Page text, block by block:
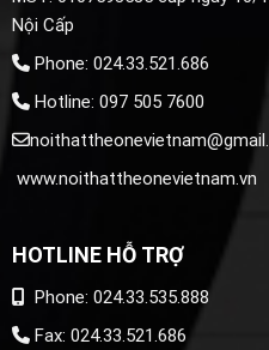
Nội Cấp
Phone: 024.33.521.686
Hotline: 097 505 7600
www.noithattheonevietnam.vn
HOTLINE HỖ TRỢ
Phone: 024.33.535.888
Fax: 024.33.521.686